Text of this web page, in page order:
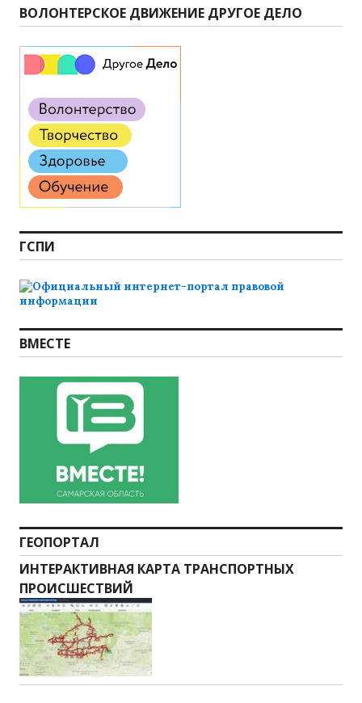
ВОЛОНТЕРСКОЕ ДВИЖЕНИЕ ДРУГОЕ ДЕЛО
ГСПИ
ВМЕСТЕ
ГЕОПОРТАЛ
ИНТЕРАКТИВНАЯ КАРТА ТРАНСПОРТНЫХ
ПРОИСШЕСТВИЙ